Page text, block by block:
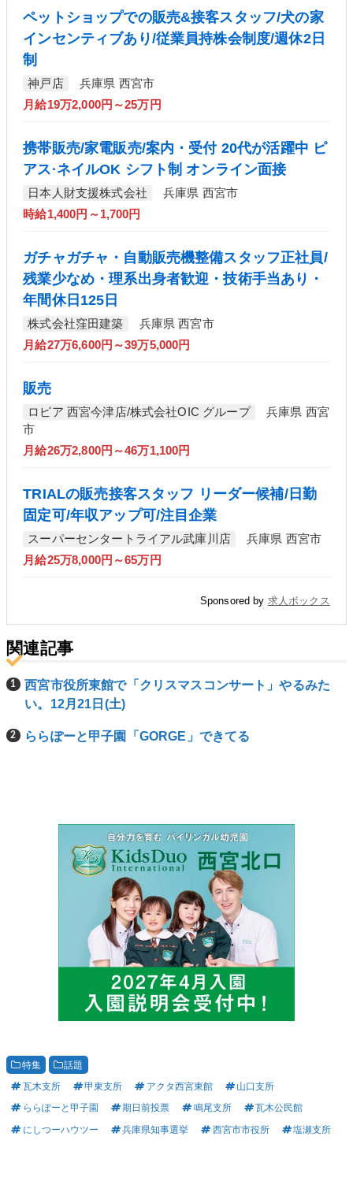
ペットショップでの販売&接客スタッフ/犬の家
インセンティブあり/従業員持株会制度/週休2日
制
神戸店
兵庫県 西宮市
月給19万2,000円～25万円
携帯販売/家電販売/案内・受付 20代が活躍中 ピ
アス·ネイルOK シフト制 オンライン面接
日本人財支援株式会社
兵庫県 西宮市
時給1,400円～1,700円
ガチャガチャ・自動販売機整備スタッフ正社員/
残業少なめ・理系出身者歓迎・技術手当あり・
年間休日125日
株式会社窪田建築
兵庫県 西宮市
月給27万6,600円～39万5,000円
販売
ロピア 西宮今津店/株式会社OIC グループ
兵庫県 西宮
市
月給26万2,800円～46万1,100円
TRIALの販売接客スタッフ リーダー候補/日勤
固定可/年収アップ可/注目企業
スーパーセンタートライアル武庫川店
兵庫県 西宮市
月給25万8,000円～65万円
Sponsored by 求人ボックス
関連記事
西宮市役所東館で「クリスマスコンサート」やるみた
い。12月21日(土)
ららぽーと甲子園「GORGE」できてる
特集
話題
瓦木支所
甲東支所 アクタ西宮東館
山口支所
ららぽーと甲子園
期日前投票 鳴尾支所
瓦木公民館
にしつーハウツー
兵庫県知事選挙 西宮市市役所 塩瀬支所